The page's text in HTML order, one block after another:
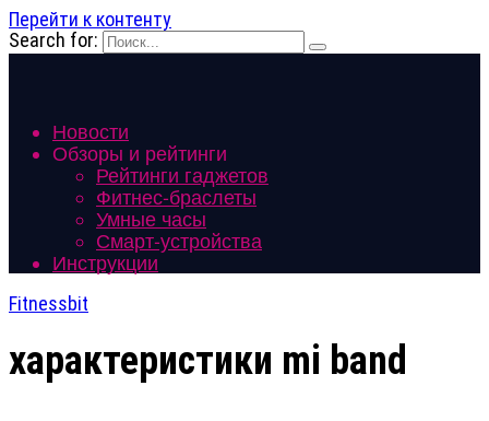
Перейти к контенту
Search for:
Новости
Обзоры и рейтинги
Рейтинги гаджетов
Фитнес-браслеты
Умные часы
Смарт-устройства
Инструкции
Fitnessbit
характеристики mi band